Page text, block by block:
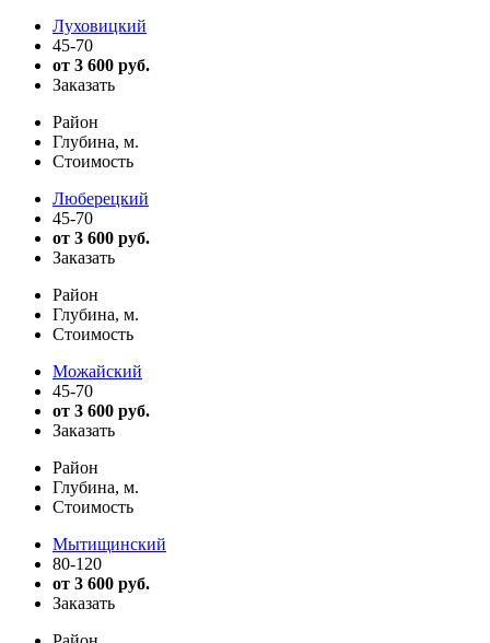
Луховицкий
45-70
от 3 600 руб.
Заказать
Район
Глубина, м.
Стоимость
Люберецкий
45-70
от 3 600 руб.
Заказать
Район
Глубина, м.
Стоимость
Можайский
45-70
от 3 600 руб.
Заказать
Район
Глубина, м.
Стоимость
Мытищинский
80-120
от 3 600 руб.
Заказать